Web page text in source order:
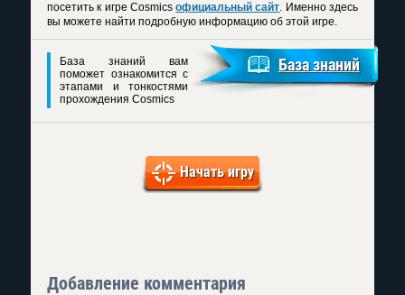
посетить к игре Cosmicsофициальный сайт. Именно здесь
вы можете найти подробную информацию об этой игре.
База знаний вам
поможет ознакомится с
этапами и тонкостями
прохождения Cosmics
База знаний
Начать игру
Добавление комментария